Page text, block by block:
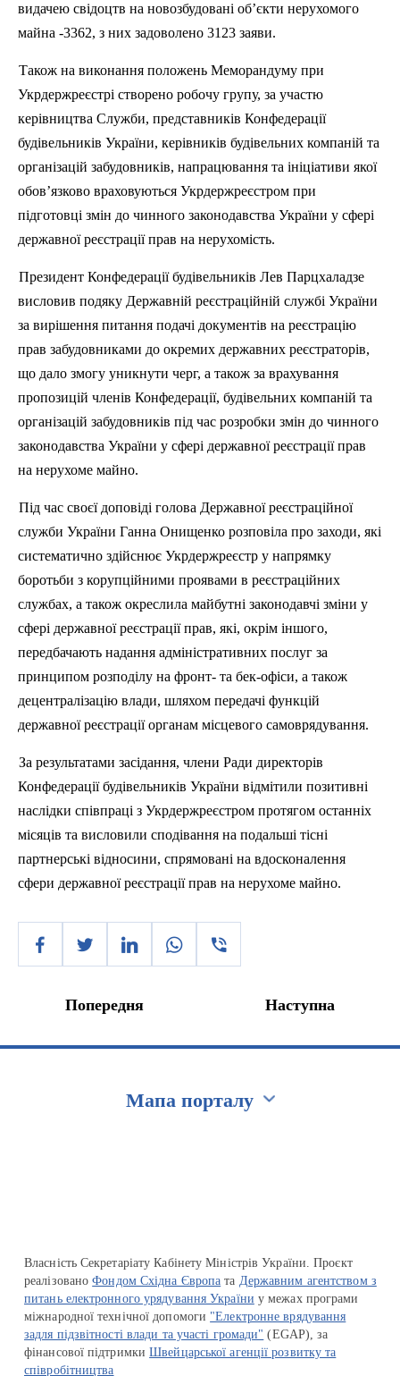
видачею свідоцтв на новозбудовані об’єкти нерухомого
майна -3362, з них задоволено 3123 заяви.
Також на виконання положень Меморандуму при
Укрдержреєстрі створено робочу групу, за участю
керівництва Служби, представників Конфедерації
будівельників України, керівників будівельних компаній та
організацій забудовників, напрацювання та ініціативи якої
обов’язково враховуються Укрдержреєстром при
підготовці змін до чинного законодавства України у сфері
державної реєстрації прав на нерухомість.
Президент Конфедерації будівельників Лев Парцхаладзе
висловив подяку Державній реєстраційній службі України
за вирішення питання подачі документів на реєстрацію
прав забудовниками до окремих державних реєстраторів,
що дало змогу уникнути черг, а також за врахування
пропозицій членів Конфедерації, будівельних компаній та
організацій забудовників під час розробки змін до чинного
законодавства України у сфері державної реєстрації прав
на нерухоме майно.
Під час своєї доповіді голова Державної реєстраційної
служби України Ганна Онищенко розповіла про заходи, які
систематично здійснює Укрдержреєстр у напрямку
боротьби з корупційними проявами в реєстраційних
службах, а також окреслила майбутні законодавчі зміни у
сфері державної реєстрації прав, які, окрім іншого,
передбачають надання адміністративних послуг за
принципом розподілу на фронт- та бек-офіси, а також
децентралізацію влади, шляхом передачі функцій
державної реєстрації органам місцевого самоврядування.
За результатами засідання, члени Ради директорів
Конфедерації будівельників України відмітили позитивні
наслідки співпраці з Укрдержреєстром протягом останніх
місяців та висловили сподівання на подальші тісні
партнерські відносини, спрямовані на вдосконалення
сфери державної реєстрації прав на нерухоме майно.
Попередня Наступна
Мапа порталу
Власність Секретаріату Кабінету Міністрів України. Проєкт
реалізованоФондом Східна Європа та Державним агентством з
питань електронного урядування України у межах програми
міжнародної технічної допомоги "Електронне врядування
задля підзвітності влади та участі громади" (EGAP), за
фінансової підтримкиШвейцарської агенції розвитку та
співробітництва